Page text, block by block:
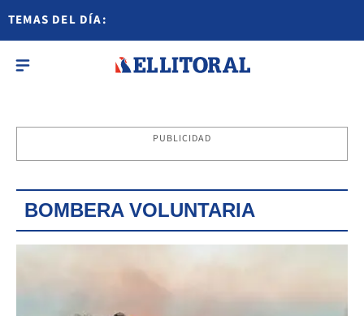
TEMAS DEL DÍA:
PUBLICIDAD
BOMBERA VOLUNTARIA